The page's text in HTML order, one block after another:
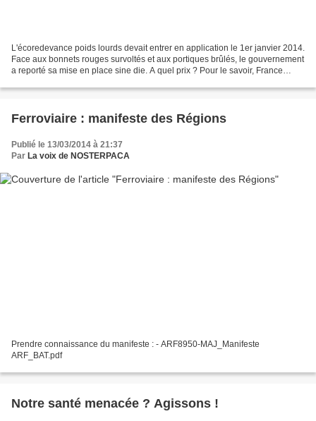
L'écoredevance poids lourds devait entrer en application le 1er janvier 2014.
Face aux bonnets rouges survoltés et aux portiques brûlés, le gouvernement
a reporté sa mise en place sine die. A quel prix ? Pour le savoir, France
Ferroviaire : manifeste des Régions
Publié le 13/03/2014 à 21:37
Par La voix de NOSTERPACA
Prendre connaissance du manifeste : - ARF8950-MAJ_Manifeste
ARF_BAT.pdf
Notre santé menacée ? Agissons !